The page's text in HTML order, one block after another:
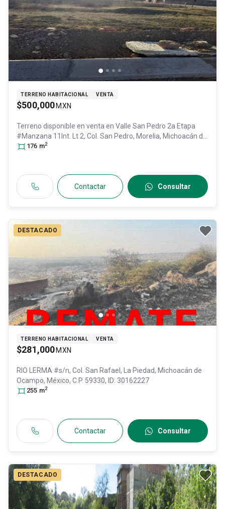
TERRENO HABITACIONAL VENTA
$500,000 MXN
Terreno disponible en venta en Valle San Pedro 2a Etapa
#Manzana 11Int. Lt 2, Col. San Pedro, Morelia, Michoacán de
Ocampo, México
176 m2
Contactar Consultar
DESTACADO
TERRENO HABITACIONAL VENTA
$281,000 MXN
RIO LERMA #s/n, Col. San Rafael, La Piedad, Michoacán de
Ocampo, México, C.P. 59330, ID: 30162227
255 m2
Contactar Consultar
DESTACADO